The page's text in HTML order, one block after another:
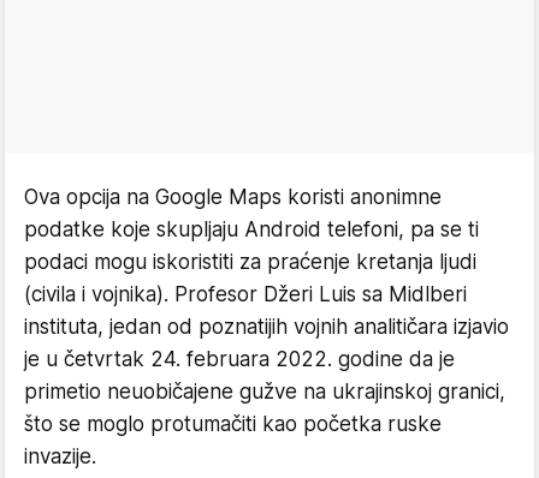
Ova opcija na Google Maps koristi anonimne
podatke koje skupljaju Android telefoni, pa se ti
podaci mogu iskoristiti za praćenje kretanja ljudi
(civila i vojnika). Profesor Džeri Luis sa Midlberi
instituta, jedan od poznatijih vojnih analitičara izjavio
je u četvrtak 24. februara 2022. godine da je
primetio neuobičajene gužve na ukrajinskoj granici,
što se moglo protumačiti kao početka ruske
invazije.